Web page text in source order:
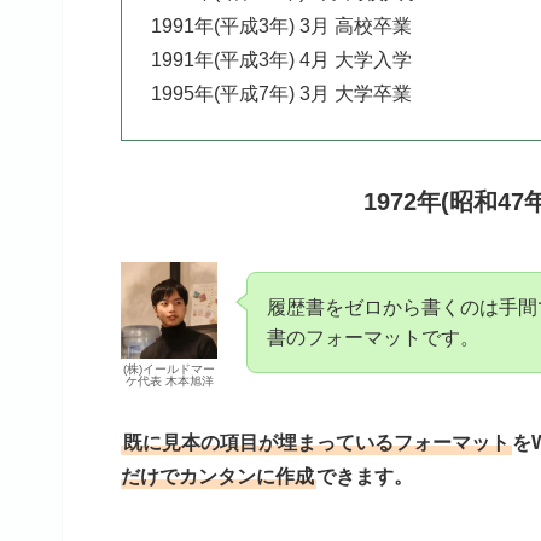
1991年(平成3年) 3月 高校卒業
1991年(平成3年) 4月 大学入学
1995年(平成7年) 3月 大学卒業
1972年(昭和47
(株)イールドマー
ケ代表 木本旭洋
履歴書をゼロから書くのは手
書のフォーマットです。
既に見本の項目が埋まっているフォーマットを
だけでカンタンに作成できます。